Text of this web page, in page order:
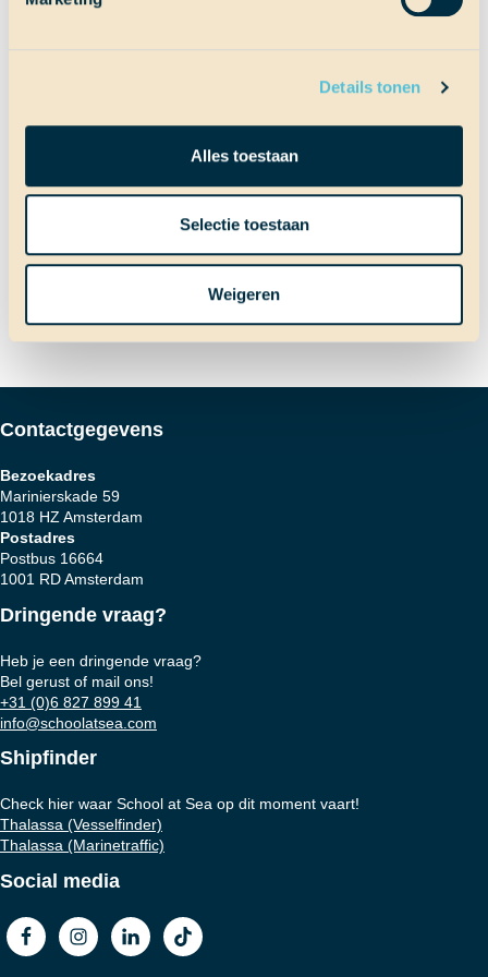
Details tonen
Alles toestaan
Selectie toestaan
Weigeren
Bericht
navigatie
Een spetterende wacht
Aankomen (door frikandel) op
Contactgegevens
Bezoekadres
Marinierskade 59
1018 HZ Amsterdam
Postadres
Postbus 16664
1001 RD Amsterdam
Dringende vraag?
Heb je een dringende vraag?
Bel gerust of mail ons!
+31 (0)6 827 899 41
info@schoolatsea.com
Shipfinder
Check hier waar School at Sea op dit moment vaart!
Thalassa (Vesselfinder)
Thalassa (Marinetraffic)
Social media